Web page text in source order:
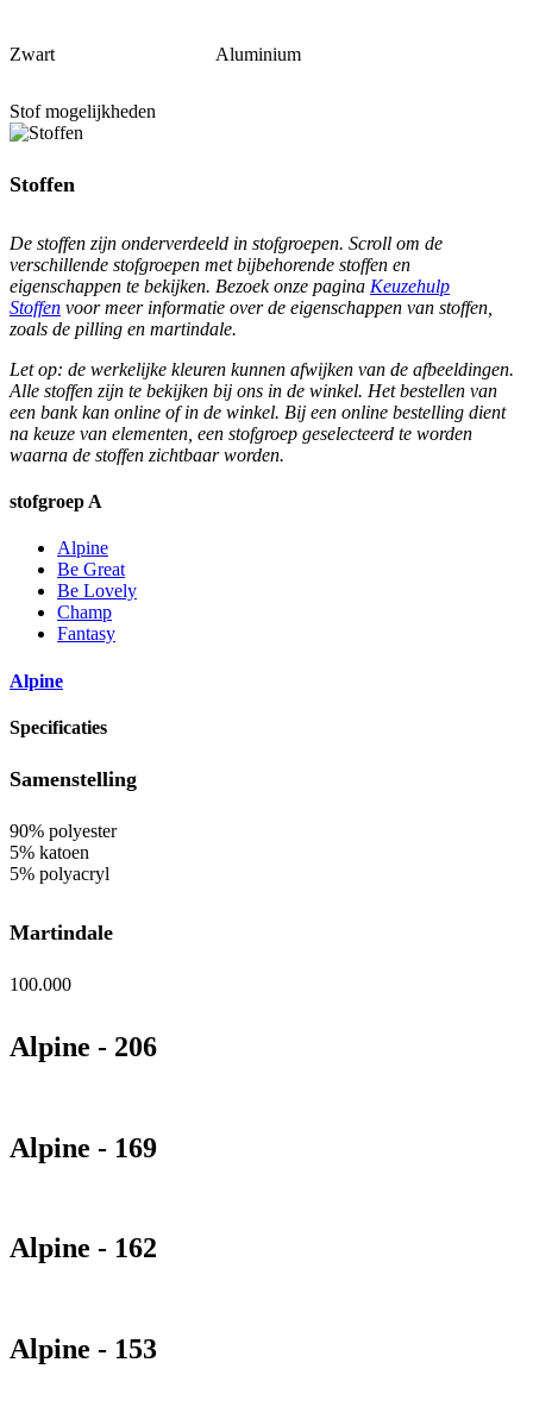
Zwart Aluminium
Stof mogelijkheden
Stoffen
De stoffen zijn onderverdeeld in stofgroepen. Scroll om de
verschillende stofgroepen met bijbehorende stoffen en
eigenschappen te bekijken. Bezoek onze pagina Keuzehulp
Stoffen voor meer informatie over de eigenschappen van stoffen,
zoals de pilling en martindale.
Let op: de werkelijke kleuren kunnen afwijken van de afbeeldingen.
Alle stoffen zijn te bekijken bij ons in de winkel. Het bestellen van
een bank kan online of in de winkel. Bij een online bestelling dient
na keuze van elementen, een stofgroep geselecteerd te worden
waarna de stoffen zichtbaar worden.
stofgroep A
Alpine
Be Great
Be Lovely
Champ
Fantasy
Alpine
Specificaties
Samenstelling
90% polyester
5% katoen
5% polyacryl
Martindale
100.000
Alpine - 206
Alpine - 169
Alpine - 162
Alpine - 153